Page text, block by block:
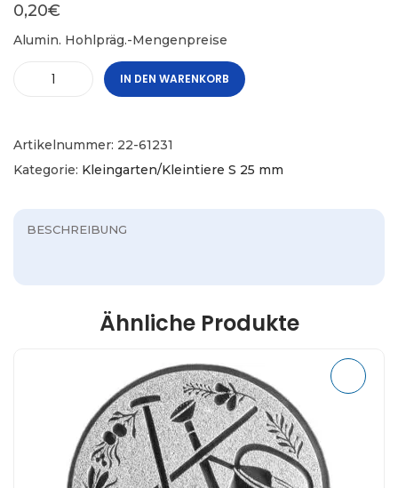
0,20€
Alumin. Hohlpräg.-Mengenpreise
IN DEN WARENKORB
Artikelnummer: 22-61231
Kategorie: Kleingarten/Kleintiere S 25 mm
BESCHREIBUNG
Ähnliche Produkte